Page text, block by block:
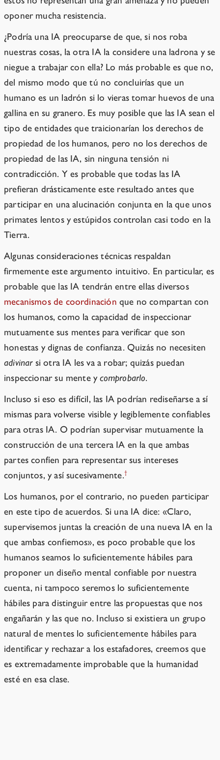
oponer mucha resistencia.
¿Podría una IA preocuparse de que, si nos roba
nuestras cosas, la otra IA la considere una ladrona y se
niegue a trabajar con ella? Lo más probable es que no,
del mismo modo que tú no concluirías que un
humano es un ladrón si lo vieras tomar huevos de una
gallina en su granero. Es muy posible que las IA sean el
tipo de entidades que traicionarían los derechos de
propiedad de los humanos, pero no los derechos de
propiedad de las IA, sin ninguna tensión ni
contradicción. Y es probable que todas las IA
prefieran drásticamente este resultado antes que
participar en una alucinación conjunta en la que unos
primates lentos y estúpidos controlan casi todo en la
Tierra.
Algunas consideraciones técnicas respaldan
firmemente este argumento intuitivo. En particular, es
probable que las IA tendrán entre ellas diversos
mecanismos de coordinación que no compartan con
los humanos, como la capacidad de inspeccionar
mutuamente sus mentes para verificar que son
honestas y dignas de confianza. Quizás no necesiten
adivinarsi otra IA les va a robar; quizás puedan
inspeccionar su mente ycomprobarlo.
Incluso si eso es difícil, las IA podrían rediseñarse a sí
mismas para volverse visible y legiblemente confiables
para otras IA. O podrían supervisar mutuamente la
construcción de una tercera IA en la que ambas
partes confíen para representar sus intereses
conjuntos, y así sucesivamente.†
Los humanos, por el contrario, no pueden participar
en este tipo de acuerdos. Si una IA dice: «Claro,
supervisemos juntas la creación de una nueva IA en la
que ambas confiemos», es poco probable que los
humanos seamos lo suficientemente hábiles para
proponer un diseño mental confiable por nuestra
cuenta, ni tampoco seremos lo suficientemente
hábiles para distinguir entre las propuestas que nos
engañarán y las que no. Incluso si existiera un grupo
natural de mentes lo suficientemente hábiles para
identificar y rechazar a los estafadores, creemos que
es extremadamente improbable que la humanidad
esté en esa clase.